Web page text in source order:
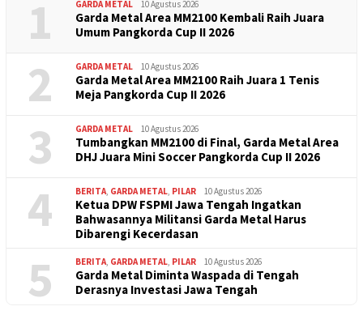
1 GARDA METAL 10 Agustus 2026
Garda Metal Area MM2100 Kembali Raih Juara
Umum Pangkorda Cup II 2026
2 GARDA METAL 10 Agustus 2026
Garda Metal Area MM2100 Raih Juara 1 Tenis
Meja Pangkorda Cup II 2026
3 GARDA METAL 10 Agustus 2026
Tumbangkan MM2100 di Final, Garda Metal Area
DHJ Juara Mini Soccer Pangkorda Cup II 2026
4 BERITA, GARDA METAL, PILAR 10 Agustus 2026
Ketua DPW FSPMI Jawa Tengah Ingatkan
Bahwasannya Militansi Garda Metal Harus
Dibarengi Kecerdasan
5 BERITA, GARDA METAL, PILAR 10 Agustus 2026
Garda Metal Diminta Waspada di Tengah
Derasnya Investasi Jawa Tengah